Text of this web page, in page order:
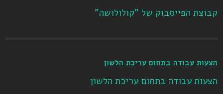
קבוצת הפייסבוק של "קולולושה"
הצעות עבודה בתחום עריכת הלשון
הצעות עבודה בתחום עריכת הלשון